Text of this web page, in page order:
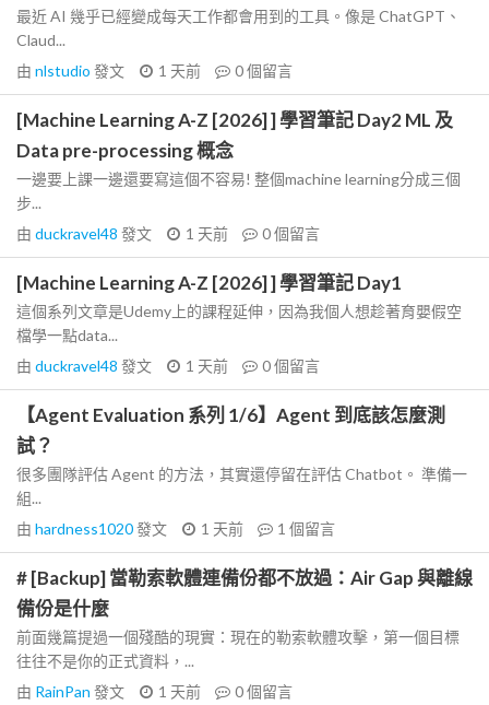
最近 AI 幾乎已經變成每天工作都會用到的工具。像是 ChatGPT、
Claud...
由 nlstudio 發文 1 天前 0個留言
[Machine Learning A-Z [2026] ] 學習筆記 Day2 ML 及
Data pre-processing 概念
一邊要上課一邊還要寫這個不容易! 整個machine learning分成三個
步...
由 duckravel48 發文 1 天前 0個留言
[Machine Learning A-Z [2026] ] 學習筆記 Day1
這個系列文章是Udemy上的課程延伸，因為我個人想趁著育嬰假空
檔學一點data...
由 duckravel48 發文 1 天前 0個留言
【Agent Evaluation 系列 1/6】Agent 到底該怎麼測
試？
很多團隊評估 Agent 的方法，其實還停留在評估 Chatbot。 準備一
組...
由 hardness1020發文 1 天前 1 個留言
# [Backup] 當勒索軟體連備份都不放過：Air Gap 與離線
備份是什麼
前面幾篇提過一個殘酷的現實：現在的勒索軟體攻擊，第一個目標
往往不是你的正式資料，...
由 RainPan 發文 1 天前 0個留言